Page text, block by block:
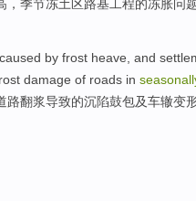
， 季节冻土区路基工程的冻胀问
caused by frost heave and
damage of roads in
路翻浆导致的沉陷鼓包及车辙变